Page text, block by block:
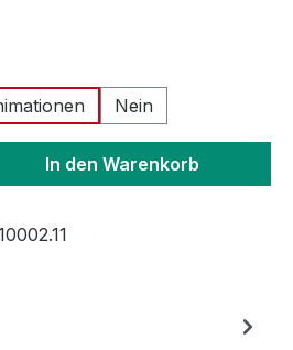
(International)
Nein
Gib den
In den Warenkorb